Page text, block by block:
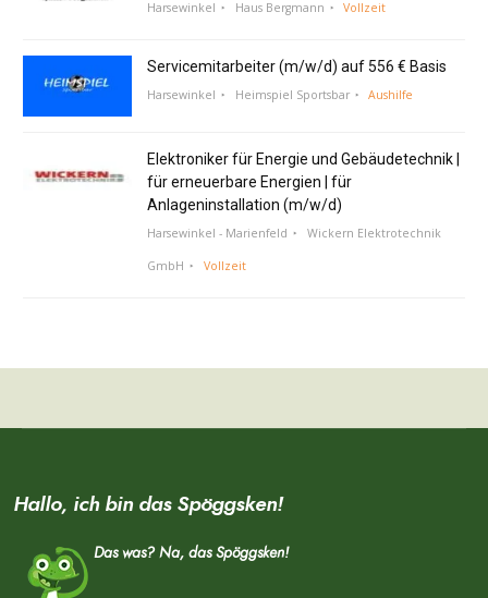
Harsewinkel Haus Bergmann Vollzeit
Servicemitarbeiter (m/w/d) auf 556 € Basis
Harsewinkel Heimspiel Sportsbar Aushilfe
Elektroniker für Energie und Gebäudetechnik |
für erneuerbare Energien | für
Anlageninstallation (m/w/d)
Harsewinkel - Marienfeld Wickern Elektrotechnik
GmbH Vollzeit
Hallo, ich bin das Spöggsken!
Das was? Na, das Spöggsken!